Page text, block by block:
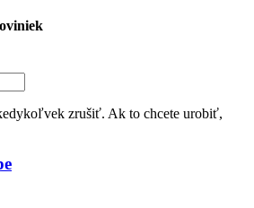
zrušiť. Ak to chcete urobiť,